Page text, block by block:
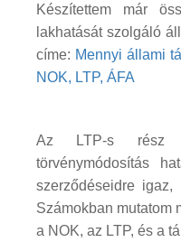
Készítettem már
lakhatását szolgáló
címe: Mennyi állami
NOK, LTP, ÁFA
Az LTP-s rész
törvénymódosítás
szerződéseidre
Számokban mutatom
a NOK, az LTP, és a